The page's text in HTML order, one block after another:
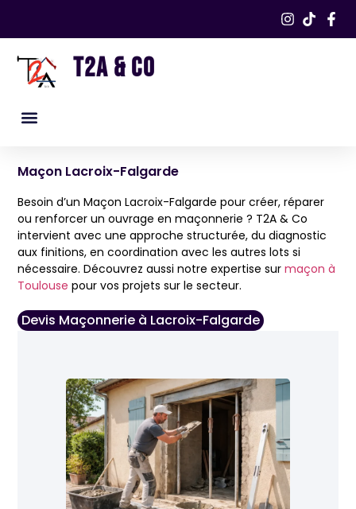
T2A & CO
Maçon Lacroix-Falgarde
Besoin d’un Maçon Lacroix-Falgarde pour créer, réparer
ou renforcer un ouvrage en maçonnerie ? T2A & Co
intervient avec une approche structurée, du diagnostic
aux finitions, en coordination avec les autres lots si
nécessaire. Découvrez aussi notre expertise surmaçon à
Toulouse pour vos projets sur le secteur.
Devis Maçonnerie à Lacroix-Falgarde